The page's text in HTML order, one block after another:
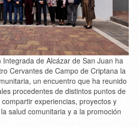
de Alcázar de San Juan ha
Cervantes de Campo de Criptana la
, un encuentro que ha reunido
procedentes de distintos puntos de
experiencias, proyectos y
salud comunitaria y a la promoción